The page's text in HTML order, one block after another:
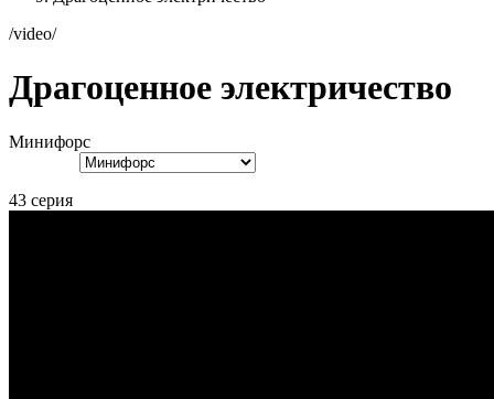
/video/
Драгоценное электричество
Минифорс
43 серия